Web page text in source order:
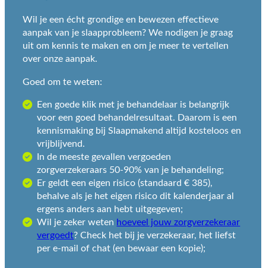
Wil je een écht grondige en bewezen effectieve
aanpak van je slaapprobleem? We nodigen je graag
uit om kennis te maken en om je meer te vertellen
over onze aanpak.
Goed om te weten:
Een goede klik met je behandelaar is belangrijk
voor een goed behandelresultaat. Daarom is een
kennismaking bij Slaapmakend altijd kosteloos en
vrijblijvend.
In de meeste gevallen vergoeden
zorgverzekeraars 50-90% van je behandeling;
Er geldt een eigen risico (standaard € 385),
behalve als je het eigen risico dit kalenderjaar al
ergens anders aan hebt uitgegeven;
Wil je zeker weten hoeveel jouw zorgverzekeraar
vergoedt? Check het bij je verzekeraar, het liefst
per e-mail of chat (en bewaar een kopie);